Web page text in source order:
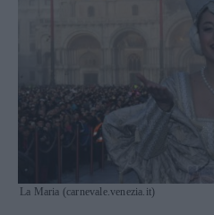
La Maria (carnevale.venezia.it)